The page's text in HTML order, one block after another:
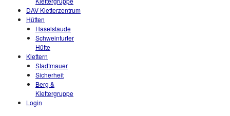
DAV Kletterzentrum
Hütten
Haselstaude
Schweinfurter
Hütte
Klettern
Stadtmauer
Sicherheit
Berg &
Klettergruppe
Login